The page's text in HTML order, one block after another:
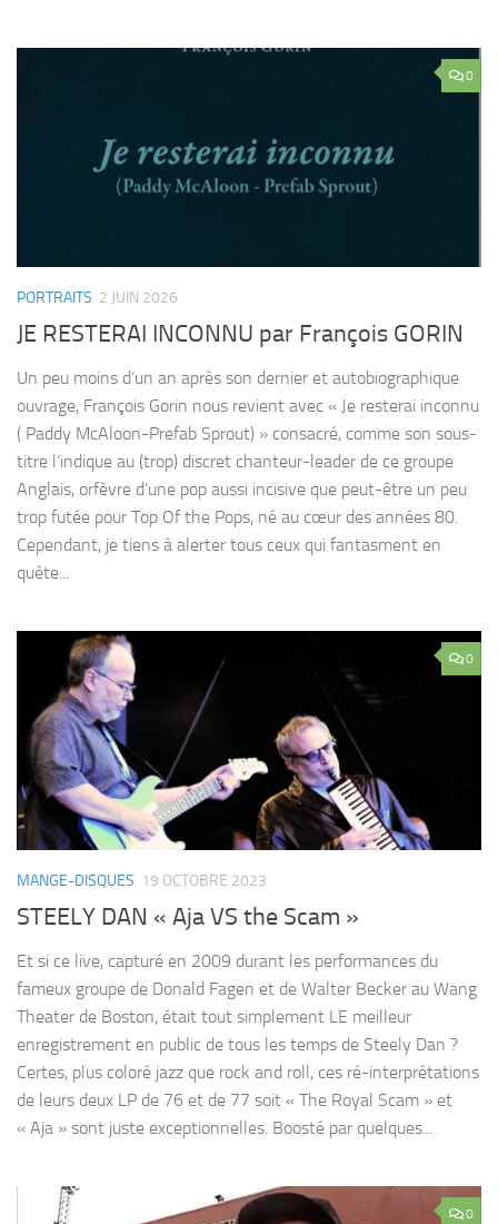
0
PORTRAITS 2 JUIN 2026
JE RESTERAI INCONNU par François GORIN
Un peu moins d’un an après son dernier et autobiographique
ouvrage, François Gorin nous revient avec « Je resterai inconnu
( Paddy McAloon-Prefab Sprout) » consacré, comme son sous-
titre l’indique au (trop) discret chanteur-leader de ce groupe
Anglais, orfèvre d’une pop aussi incisive que peut-être un peu
trop futée pour Top Of the Pops, né au cœur des années 80.
Cependant, je tiens à alerter tous ceux qui fantasment en
quête...
0
MANGE-DISQUES 19 OCTOBRE 2023
STEELY DAN « Aja VS the Scam »
Et si ce live, capturé en 2009 durant les performances du
fameux groupe de Donald Fagen et de Walter Becker au Wang
Theater de Boston, était tout simplement LE meilleur
enregistrement en public de tous les temps de Steely Dan ?
Certes, plus coloré jazz que rock and roll, ces ré-interprétations
de leurs deux LP de 76 et de 77 soit « The Royal Scam » et
« Aja » sont juste exceptionnelles. Boosté par quelques...
0